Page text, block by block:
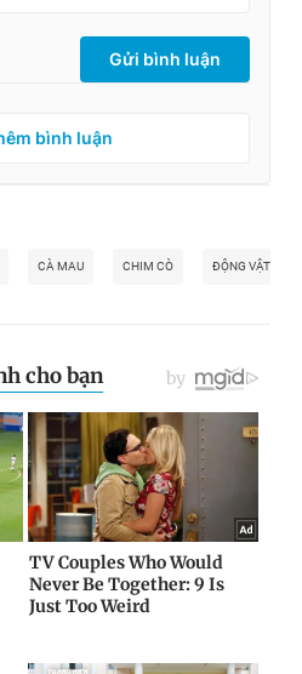
Gửi bình luận
bình luận
CÀ MAU CHIM CÒ ĐỘNG VẬT